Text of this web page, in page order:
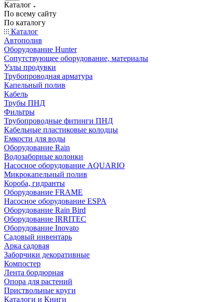
Каталог
По всему сайту
По каталогу
Каталог
Автополив
Оборудование Hunter
Сопутствующее оборудование, материалы
Узлы продувки
Трубопроводная арматура
Капельный полив
Кабель
Трубы ПНД
Фильтры
Трубопроводные фитинги ПНД
Кабельные пластиковые колодцы
Емкости для воды
Оборудование Rain
Водозаборные колонки
Насосное оборудование AQUARIO
Микрокапельный полив
Короба, гидранты
Оборудование FRAME
Насосное оборудование ESPA
Оборудование Rain Bird
Оборудование IRRITEC
Оборудование Inovato
Садовый инвентарь
Арка садовая
Заборчики декоративные
Компостер
Лента бордюрная
Опора для растений
Приствольные круги
Каталоги и Книги